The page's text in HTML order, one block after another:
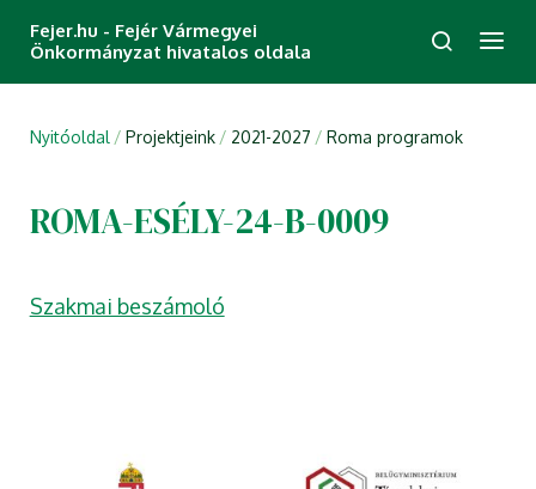
Fejer.hu - Fejér Vármegyei
Önkormányzat hivatalos oldala
Nyitóoldal Projektjeink 2021-2027 Roma programok
ROMA-ESÉLY-24-B-0009
Szakmai beszámoló